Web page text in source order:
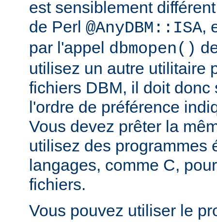
est sensiblement
de Perl @AnyDBM::ISA,
par l'appel dbmopen()
utilisez un autre utilitaire
fichiers DBM, il doit donc
l'ordre de préférence
Vous devez prêter la
utilisez des programmes
langages, comme C,
fichiers.
Vous pouvez utiliser le